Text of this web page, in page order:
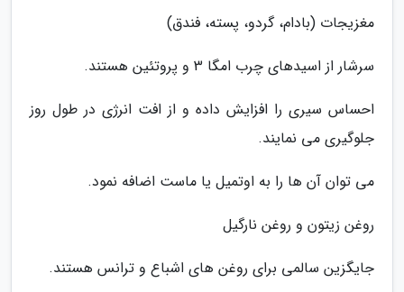
مغزیجات (بادام، گردو، پسته، فندق)
سرشار از اسیدهای چرب امگا 3 و پروتئین هستند.
احساس سیری را افزایش داده و از افت انرژی در طول روز
جلوگیری می نمایند.
می توان آن ها را به اوتمیل یا ماست اضافه نمود.
روغن زیتون و روغن نارگیل
جایگزین سالمی برای روغن های اشباع و ترانس هستند.